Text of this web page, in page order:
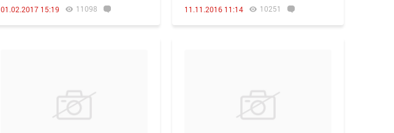
01.02.2017 15:19 11098 11.11.2016 11:14 10251